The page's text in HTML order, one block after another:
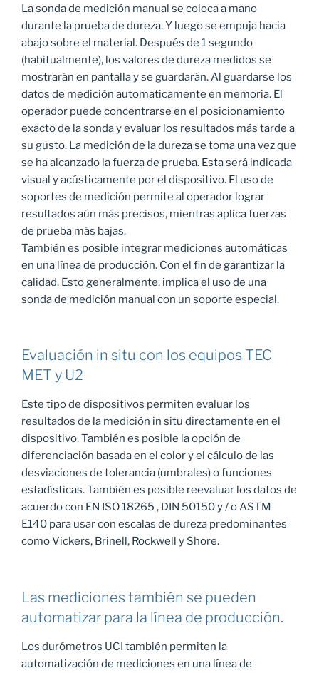
La sonda de medición manual se coloca a mano
durante la prueba de dureza. Y luego se empuja hacia
abajo sobre el material. Después de 1 segundo
(habitualmente), los valores de dureza medidos se
mostrarán en pantalla y se guardarán. Al guardarse los
datos de medición automaticamente en memoria. El
operador puede concentrarse en el posicionamiento
exacto de la sonda y evaluar los resultados más tarde a
su gusto. La medición de la dureza se toma una vez que
se ha alcanzado la fuerza de prueba. Esta será indicada
visual y acústicamente por el dispositivo. El uso de
soportes de medición permite al operador lograr
resultados aún más precisos, mientras aplica fuerzas
de prueba más bajas.
También es posible integrar mediciones automáticas
en una línea de producción. Con el fin de garantizar la
calidad. Esto generalmente, implica el uso de una
sonda de medición manual con un soporte especial.
Evaluación in situ con los equipos TEC
MET y U2
Este tipo de dispositivos permiten evaluar los
resultados de la medición in situ directamente en el
dispositivo. También es posible la opción de
diferenciación basada en el color y el cálculo de las
desviaciones de tolerancia (umbrales) o funciones
estadísticas. También es posible reevaluar los datos de
acuerdo con EN ISO 18265 , DIN 50150 y / o ASTM
E140 para usar con escalas de dureza predominantes
como Vickers, Brinell, Rockwell y Shore.
Las mediciones también se pueden
automatizar para la línea de producción.
Los durómetros UCI también permiten la
automatización de mediciones en una línea de